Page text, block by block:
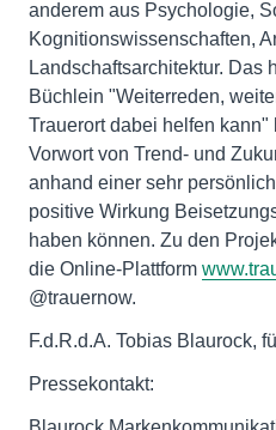
anderem aus Psychologie,
Kognitionswissenschaften,
Landschaftsarchitektur. Das
Büchlein "Weiterreden,
Trauerort dabei helfen
Vorwort von Trend- und
anhand einer sehr
positive Wirkung
haben können. Zu den
die Online-Plattform
@trauernow.
F.d.R.d.A. Tobias Blaurock,
Pressekontakt: